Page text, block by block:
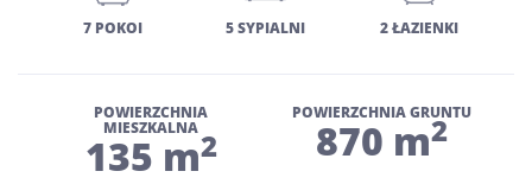
7 POKOI 5 SYPIALNI 2 ŁAZIENKI
POWIERZCHNIA
MIESZKALNA
135 m2
POWIERZCHNIA GRUNTU
870 m2